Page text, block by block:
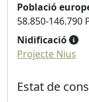
Població
58.850-146.790
Nidificació
Projecte Nius
Estat de